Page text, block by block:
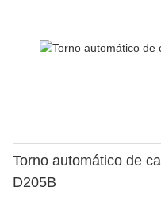
Torno automático de
D205B